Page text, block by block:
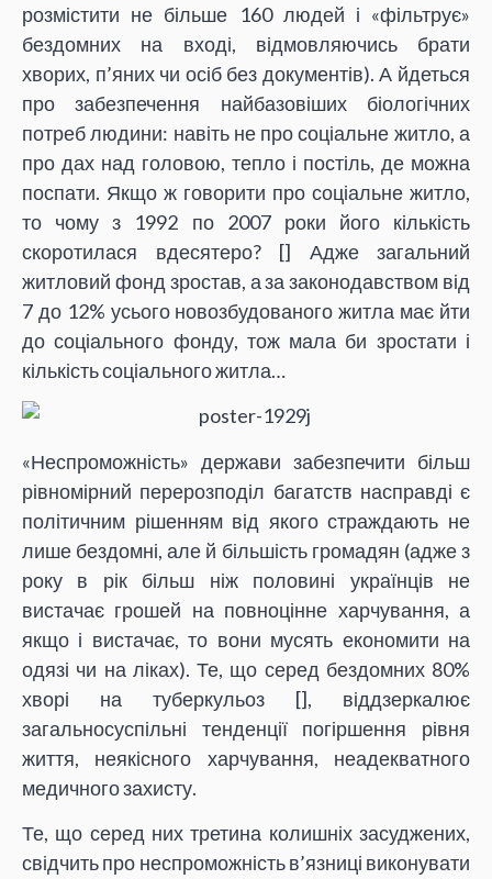
розмістити не більше 160 людей і «фільтрує»
бездомних на вході, відмовляючись брати
хворих, п’яних чи осіб без документів). А йдеться
про забезпечення найбазовіших біологічних
потреб людини: навіть не про соціальне житло, а
про дах над головою, тепло і постіль, де можна
поспати. Якщо ж говорити про соціальне житло,
то чому з 1992 по 2007 роки його кількість
скоротилася вдесятеро? [] Адже загальний
житловий фонд зростав, а за законодавством від
7 до 12% усього новозбудованого житла має йти
до соціального фонду, тож мала би зростати і
кількість соціального житла…
«Неспроможність» держави забезпечити більш
рівномірний перерозподіл багатств насправді є
політичним рішенням від якого страждають не
лише бездомні, але й більшість громадян (адже з
року в рік більш ніж половині українців не
вистачає грошей на повноцінне харчування, а
якщо і вистачає, то вони мусять економити на
одязі чи на ліках). Те, що серед бездомних 80%
хворі на туберкульоз [], віддзеркалює
загальносуспільні тенденції погіршення рівня
життя, неякісного харчування, неадекватного
медичного захисту.
Те, що серед них третина колишніх засуджених,
свідчить про неспроможність в’язниці виконувати